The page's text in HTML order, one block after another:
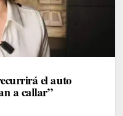
el auto
a callar”